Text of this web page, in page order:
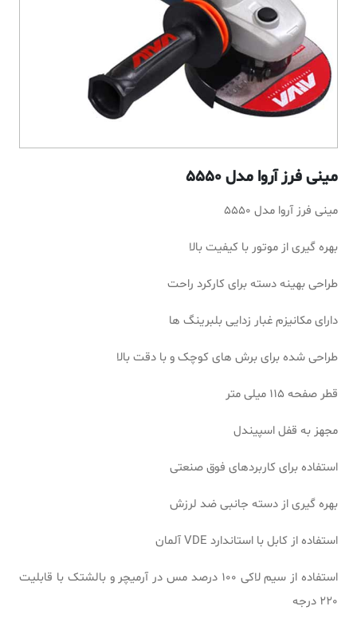
مینی فرز آروا مدل 5550
مینی فرز آروا مدل 5550
بهره گیری از موتور با کیفیت بالا
طراحی بهینه دسته برای کارکرد راحت
دارای مکانیزم غبار زدایی بلبرینگ ها
طراحی شده برای برش های کوچک و با دقت بالا
قطر صفحه 115 میلی متر
مجهز به قفل اسپیندل
استفاده برای کاربردهای فوق صنعتی
بهره گیری از دسته جانبی ضد لرزش
استفاده از کابل با استاندارد VDE آلمان
استفاده از سیم لاکی 100 درصد مس در آرمیچر و بالشتک با قابلیت
220 درجه